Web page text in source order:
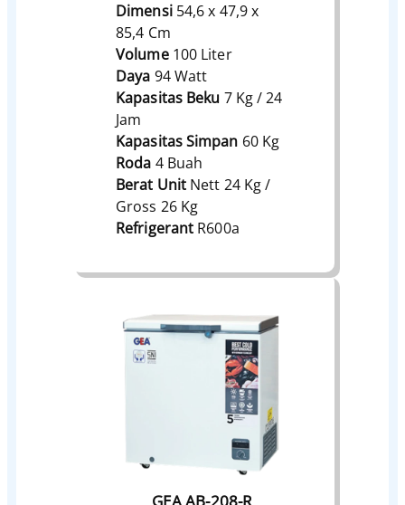
Dimensi 54,6 x 47,9 x
85,4 Cm
Volume 100 Liter
Daya 94 Watt
Kapasitas Beku 7 Kg / 24
Jam
Kapasitas Simpan 60 Kg
Roda 4 Buah
Berat Unit Nett 24 Kg /
Gross 26 Kg
Refrigerant R600a
GEA AB-208-R